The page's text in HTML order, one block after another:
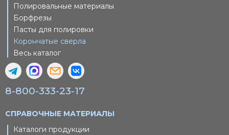
Полировальные материалы
Борфрезы
Пасты для полировки
Корончатые сверла
Весь каталог
8-800-333-23-17
СПРАВОЧНЫЕ МАТЕРИАЛЫ
Каталоги продукции